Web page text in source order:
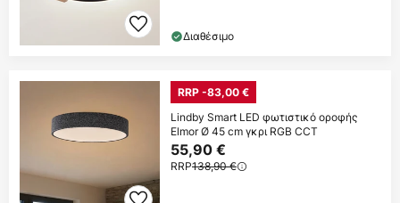
Διαθέσιμο
RRP -83,00 €
Lindby Smart LED φωτιστικό οροφής
Elmor Ø 45 cm γκρι RGB CCT
55,90 €
RRP138,90 €